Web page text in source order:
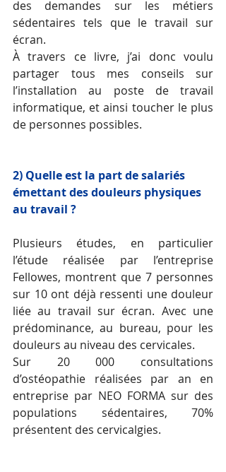
des demandes sur les métiers
sédentaires tels que le travail sur
écran.
À travers ce livre, j’ai donc voulu
partager tous mes conseils sur
l’installation au poste de travail
informatique, et ainsi toucher le plus
de personnes possibles.
2) Quelle est la part de salariés
émettant des douleurs physiques
au travail ?
Plusieurs études, en particulier
l’étude réalisée par l’entreprise
Fellowes, montrent que 7 personnes
sur 10 ont déjà ressenti une douleur
liée au travail sur écran. Avec une
prédominance, au bureau, pour les
douleurs au niveau des cervicales.
Sur 20 000 consultations
d’ostéopathie réalisées par an en
entreprise par NEO FORMA sur des
populations sédentaires, 70%
présentent des cervicalgies.